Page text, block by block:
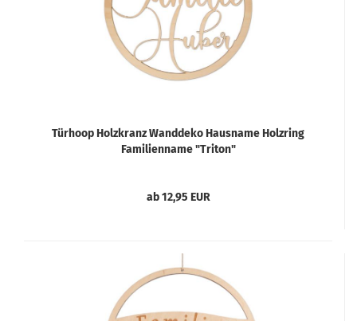
Türhoop Holzkranz Wanddeko Hausname Holzring
Familienname "Triton"
ab 12,95 EUR